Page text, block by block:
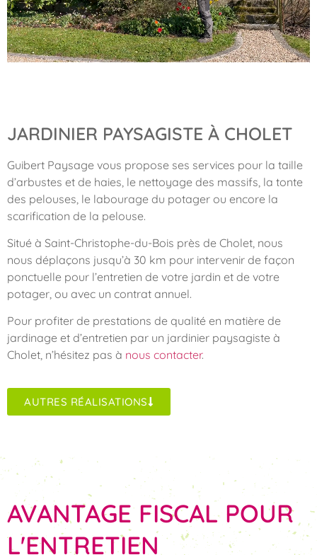
JARDINIER PAYSAGISTE À CHOLET
Guibert Paysage vous propose ses services pour la taille
d’arbustes et de haies, le nettoyage des massifs, la tonte
des pelouses, le labourage du potager ou encore la
scarification de la pelouse.
Situé à Saint-Christophe-du-Bois près de Cholet, nous
nous déplaçons jusqu’à 30 km pour intervenir de façon
ponctuelle pour l’entretien de votre jardin et de votre
potager, ou avec un contrat annuel.
Pour profiter de prestations de qualité en matière de
jardinage et d’entretien par un jardinier paysagiste à
Cholet, n’hésitez pas à nous contacter.
AUTRES RÉALISATIONS
AVANTAGE FISCAL POUR
L'ENTRETIEN